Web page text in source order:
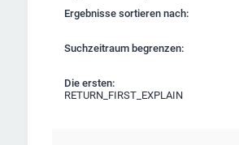
Ergebnisse sortieren nach:
Suchzeitraum begrenzen:
Die ersten:
RETURN_FIRST_EXPLAIN